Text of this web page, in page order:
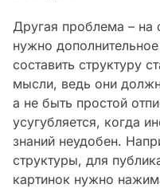
Другая проблема – на
нужно
составить структуру
мысли, ведь они
а не быть простой
усугубляется, когда
знаний неудобен.
структуры, для
картинок нужно